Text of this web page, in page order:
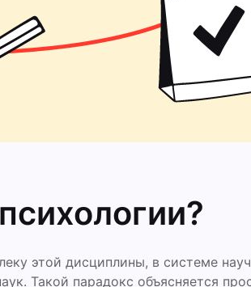
этой дисциплины, в системе
Такой парадокс объясняется